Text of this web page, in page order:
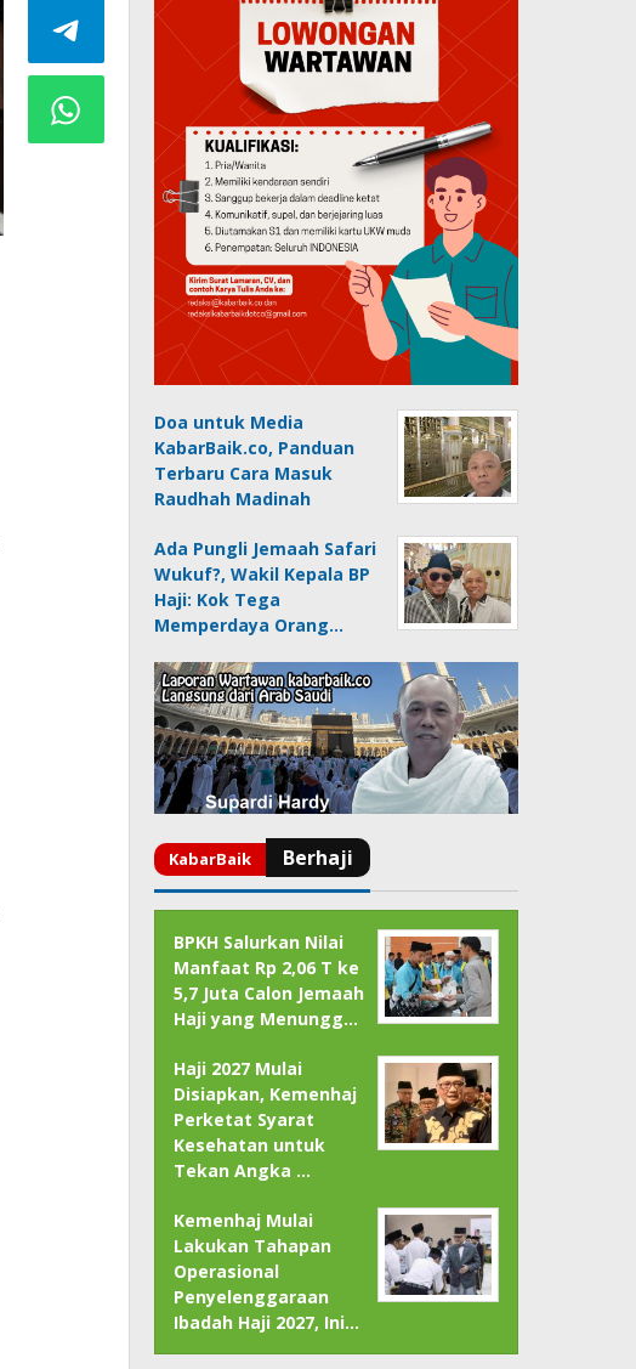
Doa untuk Media
KabarBaik.co, Panduan
Terbaru Cara Masuk
Raudhah Madinah
Ada Pungli Jemaah Safari
Wukuf?, Wakil Kepala BP
Haji: Kok Tega
Memperdaya Orang…
BPKH Salurkan Nilai
Manfaat Rp 2,06 T ke
5,7 Juta Calon Jemaah
Haji yang Menungg…
Haji 2027 Mulai
Disiapkan, Kemenhaj
Perketat Syarat
Kesehatan untuk
Tekan Angka …
Kemenhaj Mulai
Lakukan Tahapan
Operasional
Penyelenggaraan
Ibadah Haji 2027, Ini…